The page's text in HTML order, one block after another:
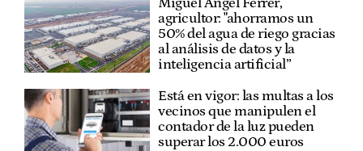
agricultor: "ahorramos un
50% del agua de riego gracias
al análisis de datos y la
inteligencia artificial”
Está en vigor: las multas a los
vecinos que manipulen el
contador de la luz pueden
superar los 2.000 euros